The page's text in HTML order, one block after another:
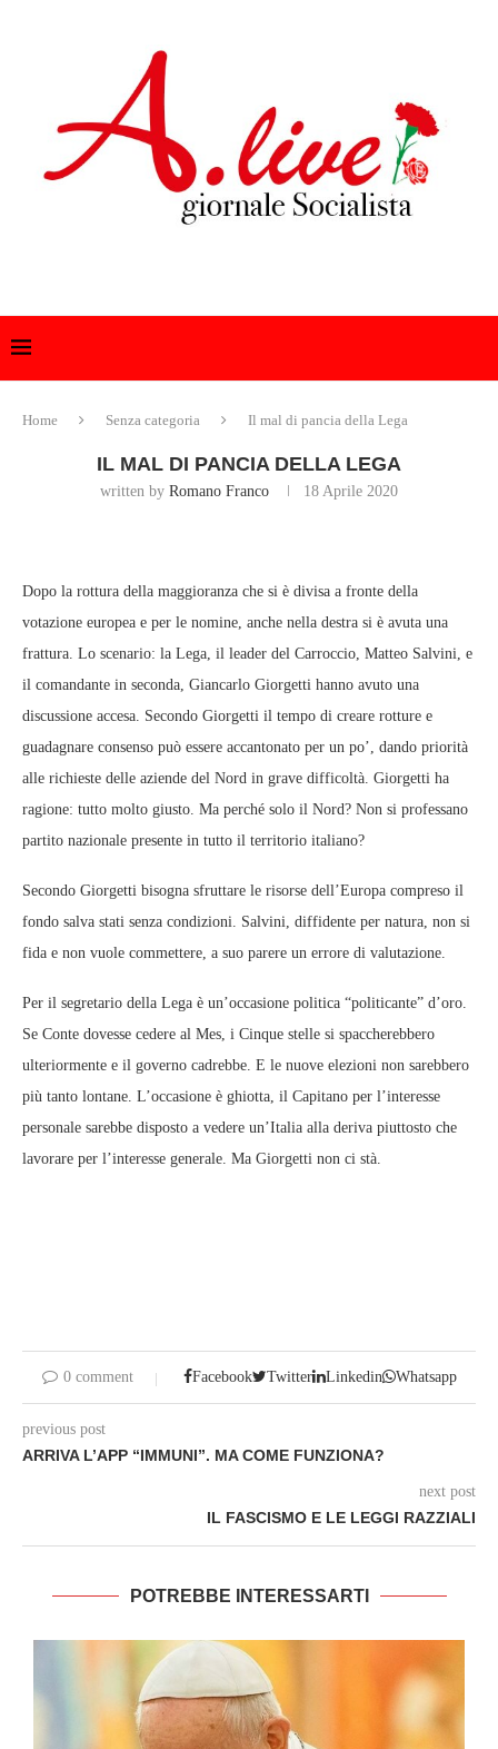
Home Senza categoria Il mal di pancia della Lega
IL MAL DI PANCIA DELLA LEGA
written by Romano Franco 18 Aprile 2020
Dopo la rottura della maggioranza che si è divisa a fronte della
votazione europea e per le nomine, anche nella destra si è avuta una
frattura. Lo scenario: la Lega, il leader del Carroccio, Matteo Salvini, e
il comandante in seconda, Giancarlo Giorgetti hanno avuto una
discussione accesa. Secondo Giorgetti il tempo di creare rotture e
guadagnare consenso può essere accantonato per un po’, dando priorità
alle richieste delle aziende del Nord in grave difficoltà. Giorgetti ha
ragione: tutto molto giusto. Ma perché solo il Nord? Non si professano
partito nazionale presente in tutto il territorio italiano?
Secondo Giorgetti bisogna sfruttare le risorse dell’Europa compreso il
fondo salva stati senza condizioni. Salvini, diffidente per natura, non si
fida e non vuole commettere, a suo parere un errore di valutazione.
Per il segretario della Lega è un’occasione politica “politicante” d’oro.
Se Conte dovesse cedere al Mes, i Cinque stelle si spaccherebbero
ulteriormente e il governo cadrebbe. E le nuove elezioni non sarebbero
più tanto lontane. L’occasione è ghiotta, il Capitano per l’interesse
personale sarebbe disposto a vedere un’Italia alla deriva piuttosto che
lavorare per l’interesse generale. Ma Giorgetti non ci stà.
0 comment Facebook Twitter Linkedin Whatsapp
previous post
ARRIVA L’APP “IMMUNI”. MA COME FUNZIONA?
next post
IL FASCISMO E LE LEGGI RAZZIALI
POTREBBE INTERESSARTI